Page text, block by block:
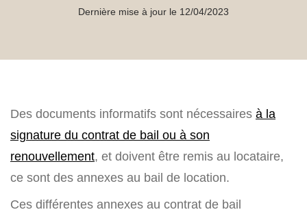
Dernière mise à jour le 12/04/2023
Des documents informatifs sont nécessaires à la
signature du contrat de bail ou à son
renouvellement, et doivent être remis au locataire,
ce sont des annexes au bail de location.
Ces différentes annexes au contrat de bail